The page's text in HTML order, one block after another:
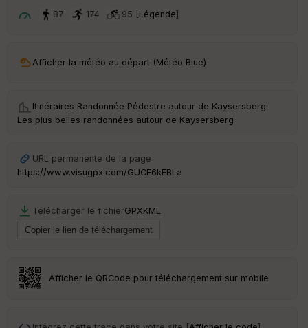
87 174 95 [Légende]
Afficher la météo au départ (Météo Blue)
Itinéraires Randonnée Pédestre autour de Kaysersberg·
Les plus belles randonnées autour de Kaysersberg
URL permanente de la page
https://www.visugpx.com/GUCF6kEBLa
Télécharger le fichierGPXKML
Afficher le QRCode pour téléchargement sur mobile